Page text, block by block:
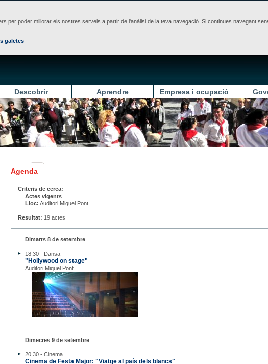
per poder millorar els nostres serveis a partir de l'anàlisi de la teva navegació. Si continues navegant
galetes
Descobrir Aprendre Empresa i ocupació
Agenda
Criteris de cerca:
Actes vigents
Lloc: Auditori Miquel Pont
Resultat: 19 actes
Dimarts 8 de setembre
18.30 - Dansa
"Hollywood on stage"
Auditori Miquel Pont
Dimecres 9 de setembre
20.30 - Cinema
Cinema de Festa Major: "Viatge al país dels blancs"